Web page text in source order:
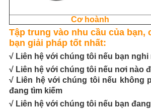
Cơ hoành
Tập trung vào nhu cầu của bạn,
bạn giải pháp tốt nhất:
√ Liên hệ với chúng tôi nếu bạn
√ Liên hệ với chúng tôi nếu nơi nào
√ Liên hệ với chúng tôi nếu không
đang tìm kiếm
√ Liên hệ với chúng tôi nếu bạn